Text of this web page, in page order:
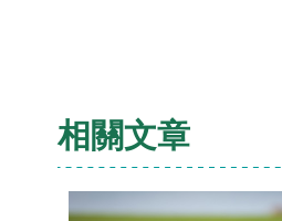
相關文章